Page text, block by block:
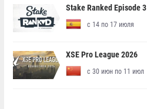
Stake Ranked Episode 3
с 14 по 17 июля
XSE Pro League 2026
с 30 июн по 11 июл